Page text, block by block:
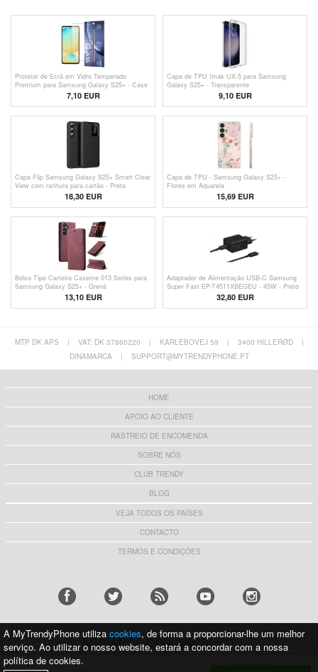
Protetor de Ecrã em Vidro Temperado
Premium para Samsung Galaxy S25+ - Case
7,10 EUR
Capa de TPU Imak UX-5 para Samsung
Galaxy S25+ - Transparente
9,10 EUR
Capa Flip Samsung Galaxy S25+ Smart Clear
View com ranhura para cartão - Preto
18,30 EUR
Capa de TPU - Samsung Galaxy S25+ -
Flores em Aquarela
15,69 EUR
Bolsa Tipo Carteira Caseme 013 Series para
Samsung Galaxy S25+ - Grená
13,10 EUR
Adaptador de Alimentação USB-C Samsung
Super Fast EP-T4511XBEGEU - 45W - Preto
32,80 EUR
MTP DK APS | VAT: DK 37860220 | KARLEBOVEJ 59 | 3400 HILLERØD
|
DINAMARCA
| SUPPORT@MYTRENDYPHONE.PT
HOME
APOIO AO CLIENTE
RASTREIO DE ENCOMENDA
SOBRE NÓS
CLUB TRENDY
BLOG
VEJA TODOS OS PAÍSES
CONTACTO
TERMOS E CONDIÇÕES
APOIAMOS COM ORGULHO:
A MyTrendyPhone utiliza cookies, de forma a proporcionar-lhe um melhor
serviço. Ao utilizar o nosso website, estará a concordar com a nossa
política de cookies.